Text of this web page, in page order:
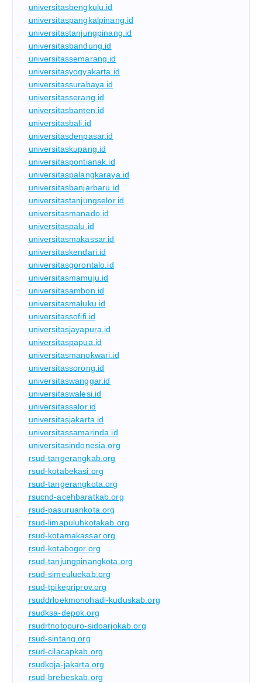
universitasbengkulu.id
universitaspangkalpinang.id
universitastanjungpinang.id
universitasbandung.id
universitassemarang.id
universitasyogyakarta.id
universitassurabaya.id
universitasserang.id
universitasbanten.id
universitasbali.id
universitasdenpasar.id
universitaskupang.id
universitaspontianak.id
universitaspalangkaraya.id
universitasbanjarbaru.id
universitastanjungselor.id
universitasmanado.id
universitaspalu.id
universitasmakassar.id
universitaskendari.id
universitasgorontalo.id
universitasmamuju.id
universitasambon.id
universitasmaluku.id
universitassofifi.id
universitasjayapura.id
universitaspapua.id
universitasmanokwari.id
universitassorong.id
universitaswanggar.id
universitaswalesi.id
universitassalor.id
universitasjakarta.id
universitassamarinda.id
universitasindonesia.org
rsud-tangerangkab.org
rsud-kotabekasi.org
rsud-tangerangkota.org
rsucnd-acehbaratkab.org
rsud-pasuruankota.org
rsud-limapuluhkotakab.org
rsud-kotamakassar.org
rsud-kotabogor.org
rsud-tanjungpinangkota.org
rsud-simeuluekab.org
rsud-tpikepriprov.org
rsuddrloekmonohadi-kuduskab.org
rsudksa-depok.org
rsudrtnotopuro-sidoarjokab.org
rsud-sintang.org
rsud-cilacapkab.org
rsudkoja-jakarta.org
rsud-brebeskab.org